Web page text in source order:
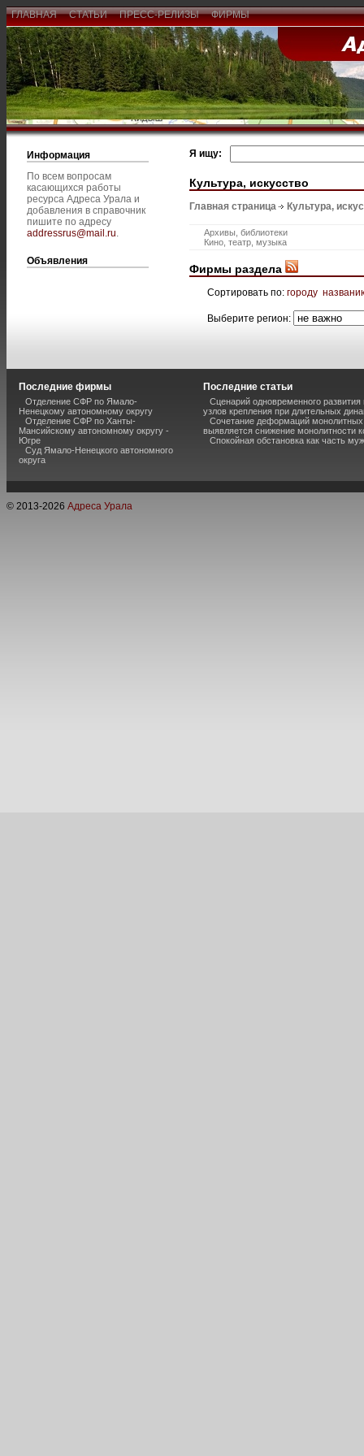
ГЛАВНАЯ СТАТЬИ ПРЕСС-РЕЛИЗЫ ФИРМЫ
Информация
По всем вопросам
касающихся работы
ресурса Адреса Урала и
добавления в справочник
пишите по адресу
addressrus@mail.ru.
Объявления
Я ищу:
Культура, искусство
Главная страница Культура,
Архивы, библиотеки
Кино, театр, музыка
Фирмы раздела
Сортировать по: городу
Выберите регион:
Последние фирмы
Отделение СФР по Ямало-
Ненецкому автономному округу
Отделение СФР по Ханты-
Мансийскому автономному округу -
Югре
Суд Ямало-Ненецкого автономного
округа
Последние статьи
Сценарий одновременного
узлов крепления при длительных
Сочетание деформаций монолитных
выявляется снижение монолитности
Спокойная обстановка как часть
© 2013-2026 Адреса Урала